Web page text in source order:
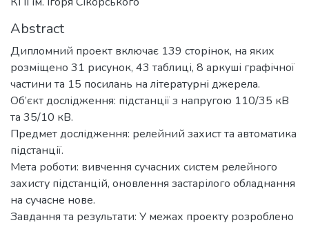
Abstract
Дипломний проект включає 139 сторінок, на яких
розміщено 31 рисунок, 43 таблиці, 8 аркуші графічної
частини та 15 посилань на літературні джерела.
Об’єкт дослідження: підстанції з напругою 110/35 кВ
та 35/10 кВ.
Предмет дослідження: релейний захист та автоматика
підстанції.
Мета роботи: вивчення сучасних систем релейного
захисту підстанцій, оновлення застарілого обладнання
на сучасне нове.
Завдання та результати: У межах проекту розроблено